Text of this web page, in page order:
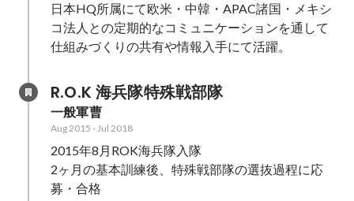
日本HQ所属にて欧米・中韓・APAC諸国・メキシ
コ法人との定期的なコミュニケーションを通して
仕組みづくりの共有や情報入手にて活躍。
R.O.K 海兵隊特殊戦部隊
一般軍曹
Aug 2015 -Jul 2018
2015年8月ROK海兵隊入隊
2ヶ月の基本訓練後、特殊戦部隊の選抜過程に応
募・合格